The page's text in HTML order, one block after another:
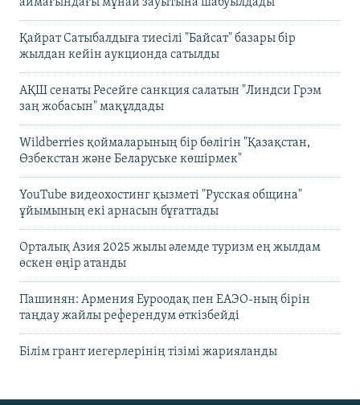
Қайрат Сатыбалдыға тиесілі "Байсат" базары бір
жылдан кейін аукционда сатылды
АҚШ сенаты Ресейге санкция салатын "Линдси Грэм
заң жобасын" мақұлдады
Wildberries қоймаларының бір бөлігін "Қазақстан,
Өзбекстан және Беларуське көшірмек"
YouTube видеохостинг қызметі "Русская община"
ұйымының екі арнасын бұғаттады
Орталық Азия 2025 жылы әлемде туризм ең жылдам
өскен өңір атанды
Пашинян: Армения Еуроодақ пен ЕАЭО-ның бірін
таңдау жайлы референдум өткізбейді
Білім грант иегерлерінің тізімі жарияланды